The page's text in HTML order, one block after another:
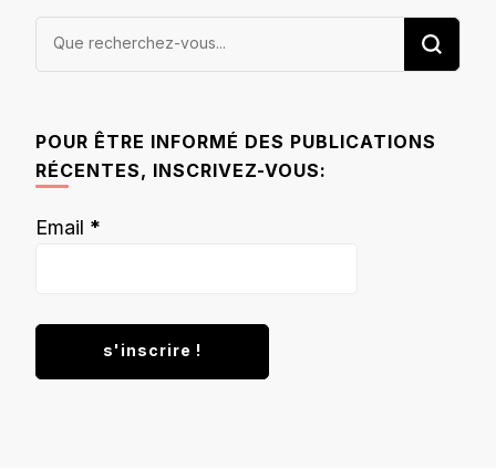
Vous
POUR ÊTRE INFORMÉ DES PUBLICATIONS
RÉCENTES, INSCRIVEZ-VOUS:
Email *